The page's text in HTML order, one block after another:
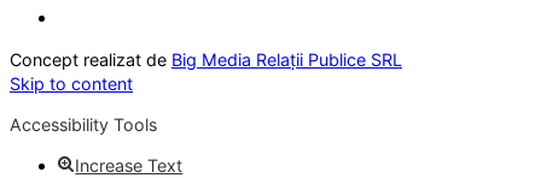
Concept realizat de Big Media Relații Publice SRL
Skip to content
Accessibility Tools
Increase Text